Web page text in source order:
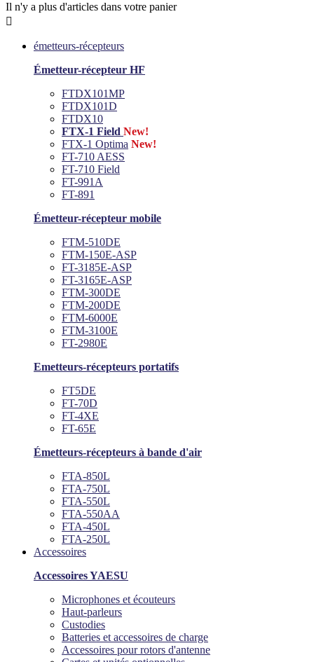
Il n'y a plus d'articles dans votre panier

émetteurs-récepteurs
Émetteur-récepteur HF
FTDX101MP
FTDX101D
FTDX10
FTX-1 Field New!
FTX-1 Optima New!
FT-710 AESS
FT-710 Field
FT-991A
FT-891
Émetteur-récepteur mobile
FTM-510DE
FTM-150E-ASP
FT-3185E-ASP
FT-3165E-ASP
FTM-300DE
FTM-200DE
FTM-6000E
FTM-3100E
FT-2980E
Emetteurs-récepteurs portatifs
FT5DE
FT-70D
FT-4XE
FT-65E
Émetteurs-récepteurs à bande d'air
FTA-850L
FTA-750L
FTA-550L
FTA-550AA
FTA-450L
FTA-250L
Accessoires
Accessoires YAESU
Microphones et écouteurs
Haut-parleurs
Custodies
Batteries et accessoires de charge
Accessoires pour rotors d'antenne